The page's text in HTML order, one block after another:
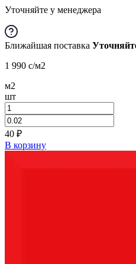
Уточняйте у менеджера
Ближайшая поставка
1 990 c/м2
м2
шт
40 ₽
В корзину